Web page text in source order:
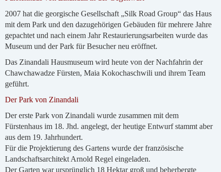
2007 hat die georgische Gesellschaft „Silk Road Group“ das Haus
mit dem Park und den dazugehörigen Gebäuden für mehrere Jahre
gepachtet und nach einem Jahr Restaurierungsarbeiten wurde das
Museum und der Park für Besucher neu eröffnet.
Das Zinandali Hausmuseum wird heute von der Nachfahrin der
Chawchawadze Fürsten, Maia Kokochaschwili und ihrem Team
geführt.
Der Park von Zinandali
Der erste Park von Zinandali wurde zusammen mit dem
Fürstenhaus im 18. Jhd. angelegt, der heutige Entwurf stammt aber
aus dem 19. Jahrhundert.
Für die Projektierung des Gartens wurde der französische
Landschaftsarchitekt Arnold Regel eingeladen.
Der Garten war ursprünglich 18 Hektar groß und beherbergte